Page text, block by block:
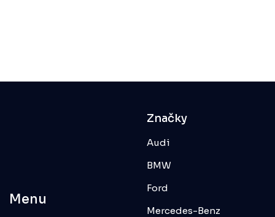
Menu
Značky
Audi
BMW
Ford
Mercedes-Benz